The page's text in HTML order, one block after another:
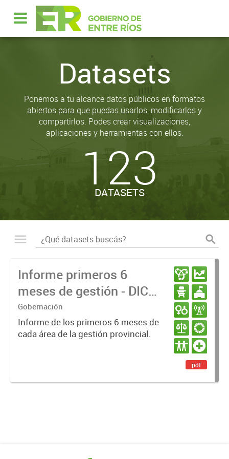
Datasets
Ponemos a tu alcance datos públicos en formatos
abiertos para que puedas usarlos, modificarlos y
compartirlos. Podes crear visualizaciones,
aplicaciones y herramientas con ellos.
123
DATASETS
Informe primeros 6
meses de gestión - DIC
23 / JUN 24
Gobernación
Informe de los primeros 6 meses de
cada área de la gestión provincial.
pdf